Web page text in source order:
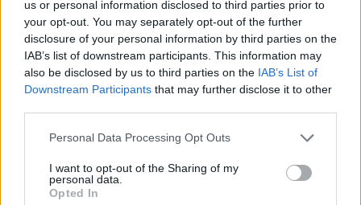
us or personal information disclosed to third parties prior to
your opt-out. You may separately opt-out of the further
disclosure of your personal information by third parties on the
IAB’s list of downstream participants. This information may
also be disclosed by us to third parties on the IAB’s List of
Downstream Participants that may further disclose it to other
Personal Data Processing Opt Outs
I want to opt-out of the Sharing of my
personal data.
Opted In
Αγχωτική, αλλά σημαντική νίκη για τηνΞάνθη
με το 2-1 επί του ΟΦ Ιεράπετρας,σε ένα ματς
που ξεχώρισε το υπέροχο γκολ του Ανδρέα
Απόλλωνας Λάρισας που επικράτησε των
Χανιών.